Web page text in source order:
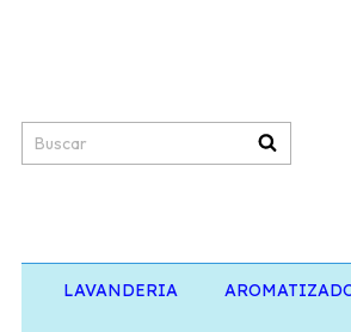
LAVANDERIA